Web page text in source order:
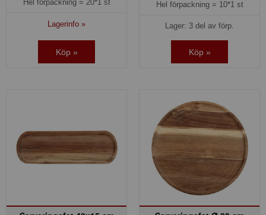
Hel förpackning = 20*1 st
Lagerinfo »
Köp »
Hel förpackning = 10*1 st
Lager: 3 del av förp.
Köp »